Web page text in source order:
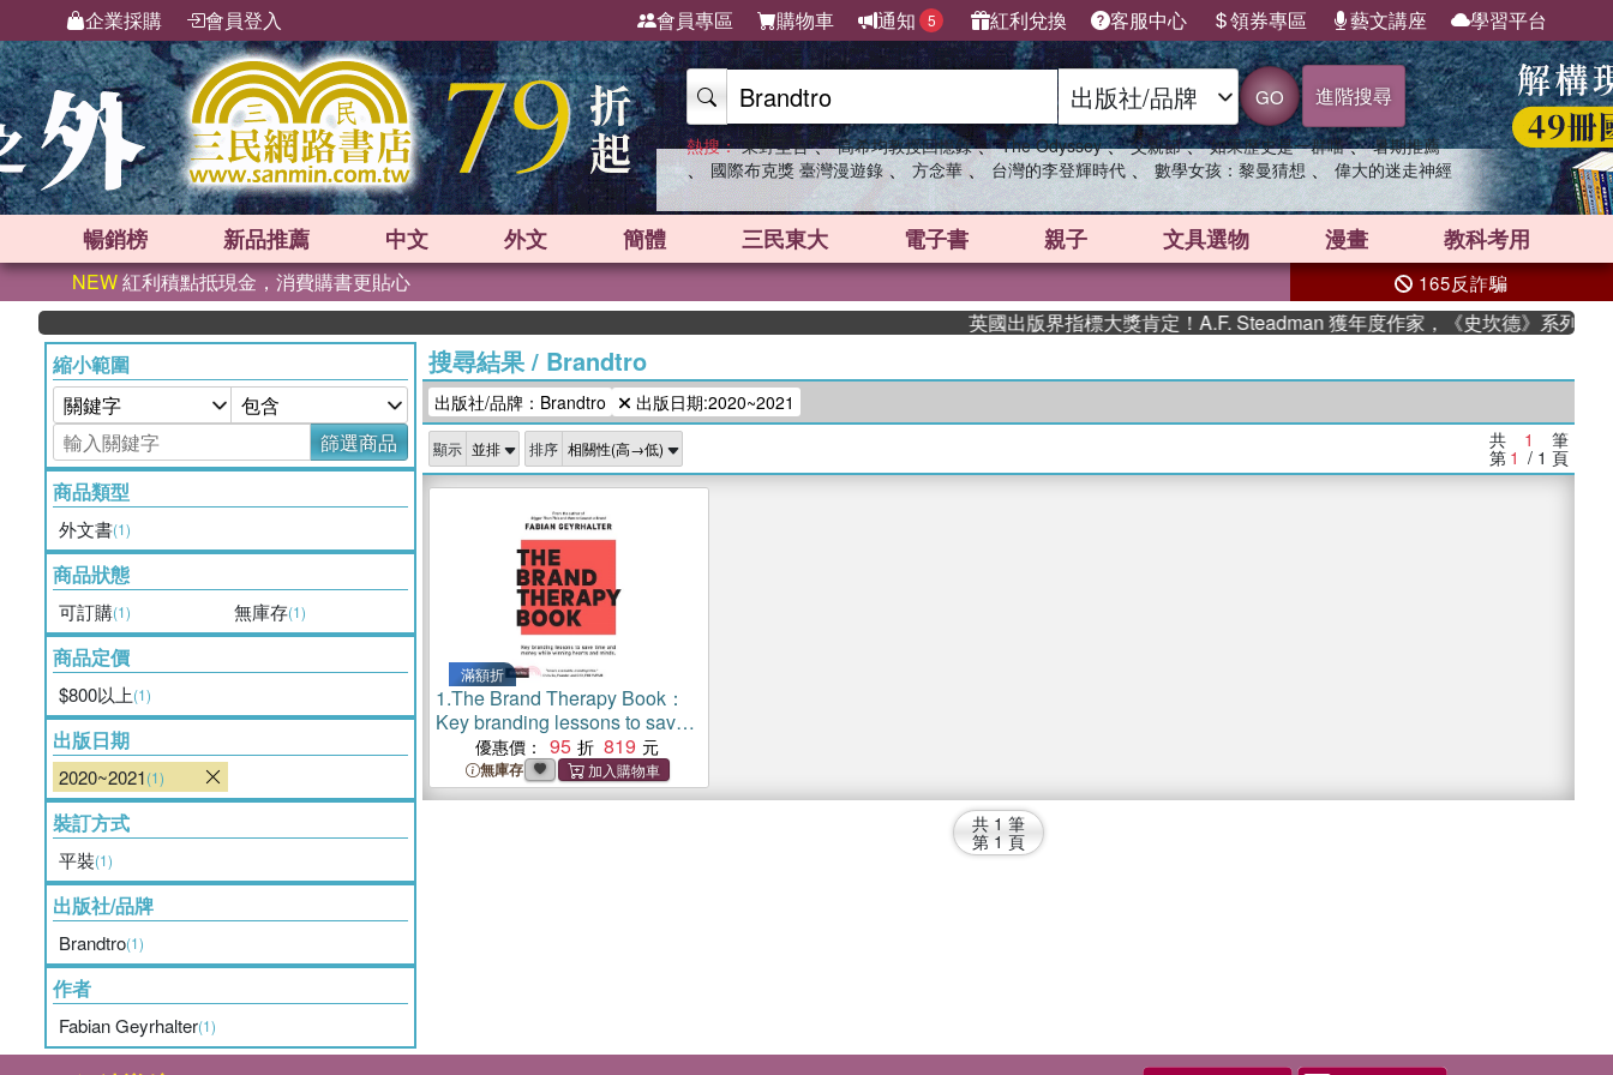
企業採購 會員登入 會員專區 購物車 通知 5 紅利兌換 客服中心 領券專區 藝文講座 學習平台
GO 進階搜尋
熱搜： 東野圭吾 、 高希均教授回憶錄 、 The Odyssey 、 父親節 、 如果歷史是一群喵 、 暑期推薦
、 國際布克獎 臺灣漫遊錄 、 方念華 、 台灣的李登輝時代 、 數學女孩：黎曼猜想 、 偉大的迷走神經
暢銷榜 新品推薦 中文 外文 簡體 三民東大 電子書 親子 文具選物 漫畫 教科考用
NEW紅利積點抵現金，消費購書更貼心 165反詐騙
英國出版界指標大獎肯定！A.F. Steadman 獲年度作家，《史坎德》系列帶你
縮小範圍
篩選商品
商品類型
外文書(1)
商品狀態
可訂購(1) 無庫存(1)
商品定價
$800以上(1)
出版日期
2020~2021(1)
裝訂方式
平裝(1)
出版社/品牌
Brandtro(1)
作者
Fabian Geyrhalter(1)
搜尋結果/ Brandtro
出版社/品牌：Brandtro 出版日期:2020~2021
顯示 排序 共 1 筆
第 1 / 1 頁
滿額折
1.The Brand Therapy Book：
Key branding lessons to save
time and money while winning
hearts and minds.
優惠價： 95 819
無庫存
共 1 筆
第 1 頁